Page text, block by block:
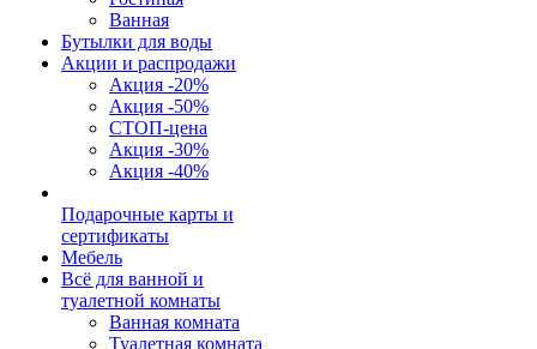
Ванная
Бутылки для воды
Акции и распродажи
Акция -20%
Акция -50%
СТОП-цена
Акция -30%
Акция -40%
Подарочные карты и
сертификаты
Мебель
Всё для ванной и
туалетной комнаты
Ванная комната
Туалетная комната